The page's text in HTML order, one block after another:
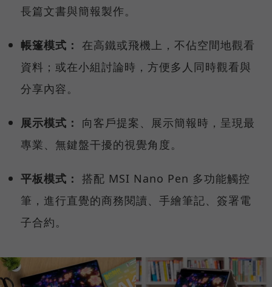
長篇文書與簡報製作。
帳篷模式： 在高鐵或飛機上，不佔空間地觀看
資料；或在小組討論時，方便多人同時觀看與
分享內容。
展示模式：
向客戶提案、展示簡報時，呈現最
專業、無鍵盤干擾的視覺角度。
平板模式： 搭配 MSI Nano Pen 多功能觸控
筆，進行直覺的商務閱讀、手繪筆記、簽署電
子合約。